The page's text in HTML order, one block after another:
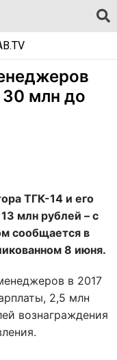
30 млн до
ТГК-14 и его
млн рублей – с
сообщается в
8 июня.
в 2017
2,5 млн
вознаграждения